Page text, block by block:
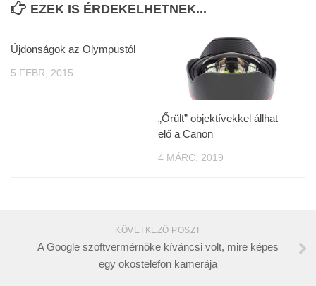
EZEK IS ÉRDEKELHETNEK...
Újdonságok az Olympustól
5 FEBR, 2015
„Őrült” objektívekkel állhat
elő a Canon
4 MÁRC, 2019
KÖVETKEZŐ POSZT
A Google szoftvermérnöke kíváncsi volt, mire képes
egy okostelefon kamerája